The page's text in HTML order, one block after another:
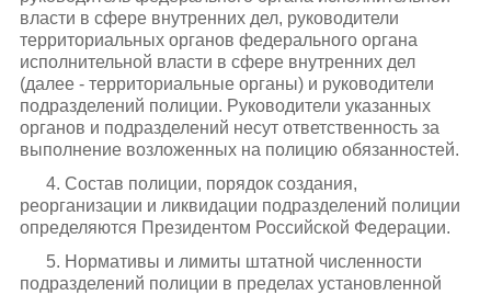
власти в сфере внутренних дел, руководители
территориальных органов федерального органа
исполнительной власти в сфере внутренних дел
(далее - территориальные органы) и руководители
подразделений полиции. Руководители указанных
органов и подразделений несут ответственность за
выполнение возложенных на полицию обязанностей.
4. Состав полиции, порядок создания,
реорганизации и ликвидации подразделений полиции
определяются Президентом Российской Федерации.
5. Нормативы и лимиты штатной численности
подразделений полиции в пределах установленной